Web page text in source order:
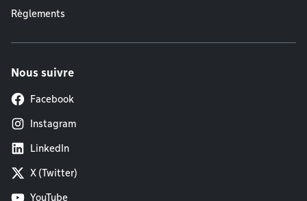
Règlements
Nous suivre
Facebook
Instagram
LinkedIn
X (Twitter)
YouTube